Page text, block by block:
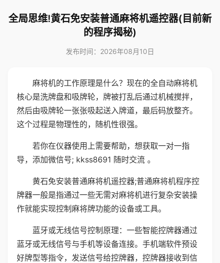
全局思维!黄石免安装普通麻将机遥控器(目前新
的程序揭秘)
发布时间：2026年08月10日
麻将机的工作原理是什么？现在的全自动麻将机
核心是洗牌盘和吸牌轮，牌被打乱后通过机械搅拌，
然后由吸牌轮一张张吸起送入牌道，最后码放整齐。
这个过程是物理性的，随机性很强。
若你在仪器使用上需要帮助，想获取一对一指
导，添加微信号; kkss8691 随时交流 。
黄石免安装普通麻将机遥控器;普通麻将机程序控
牌器一般是指通过一些无需对麻将机进行复杂安装操
作就能实现控制麻将牌功能的设备或工具。
蓝牙或无线信号控制原理：一些智能控牌器通过
蓝牙或无线信号与手机等设备连接。手机端软件预设
好牌型等指令，发送信号给控牌器，控牌器接收到信